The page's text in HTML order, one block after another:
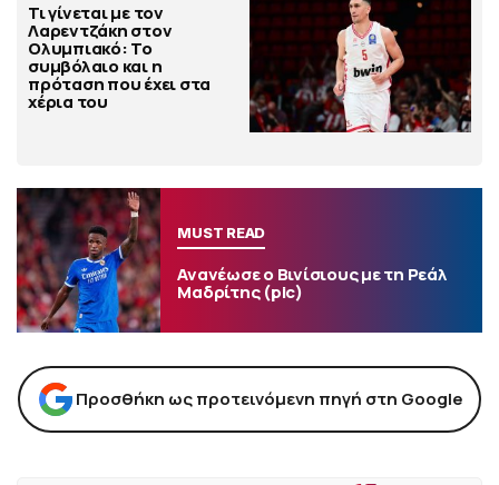
Τι γίνεται με τον
Λαρεντζάκη στον
Ολυμπιακό: Το
συμβόλαιο και η
πρόταση που έχει στα
χέρια του
MUST READ
Ανανέωσε ο Βινίσιους με τη Ρεάλ
Μαδρίτης (pic)
Προσθήκη ως προτεινόμενη πηγή στη Google